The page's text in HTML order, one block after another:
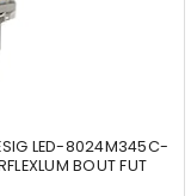
LED-8024M345C-
BOUT FUT